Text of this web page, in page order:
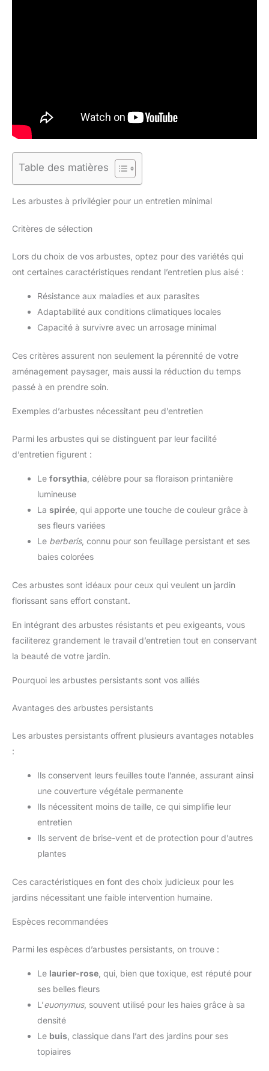
Table des matières
Les arbustes à privilégier pour un entretien minimal
Critères de sélection
Lors du choix de vos arbustes, optez pour des variétés qui
ont certaines caractéristiques rendant l’entretien plus aisé :
Résistance aux maladies et aux parasites
Adaptabilité aux conditions climatiques locales
Capacité à survivre avec un arrosage minimal
Ces critères assurent non seulement la pérennité de votre
aménagement paysager, mais aussi la réduction du temps
passé à en prendre soin.
Exemples d’arbustes nécessitant peu d’entretien
Parmi les arbustes qui se distinguent par leur facilité
d’entretien figurent :
Le forsythia , célèbre pour sa floraison printanière
lumineuse
La spirée , qui apporte une touche de couleur grâce à
ses fleurs variées
Le berberis, connu pour son feuillage persistant et ses
baies colorées
Ces arbustes sont idéaux pour ceux qui veulent un jardin
florissant sans effort constant.
En intégrant des arbustes résistants et peu exigeants, vous
faciliterez grandement le travail d’entretien tout en conservant
la beauté de votre jardin.
Pourquoi les arbustes persistants sont vos alliés
Avantages des arbustes persistants
Les arbustes persistants offrent plusieurs avantages notables
:
Ils conservent leurs feuilles toute l’année, assurant ainsi
une couverture végétale permanente
Ils nécessitent moins de taille, ce qui simplifie leur
entretien
Ils servent de brise-vent et de protection pour d’autres
plantes
Ces caractéristiques en font des choix judicieux pour les
jardins nécessitant une faible intervention humaine.
Espèces recommandées
Parmi les espèces d’arbustes persistants, on trouve :
Le laurier-rose , qui, bien que toxique, est réputé pour
ses belles fleurs
L’euonymus, souvent utilisé pour les haies grâce à sa
densité
Le buis , classique dans l’art des jardins pour ses
topiaires